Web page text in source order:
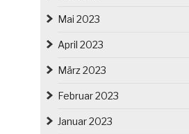
Mai 2023
April 2023
März 2023
Februar 2023
Januar 2023